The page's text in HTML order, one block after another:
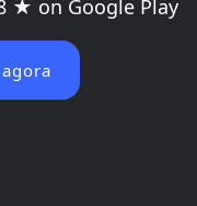
★ on Google Play